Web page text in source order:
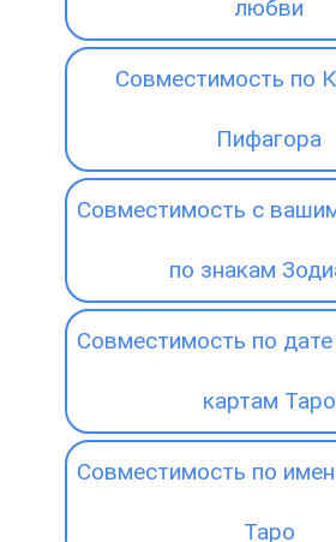
любви
Совместимость по
Пифагора
Совместимость с
по знакам
Совместимость по
картам Таро
Совместимость по
Таро